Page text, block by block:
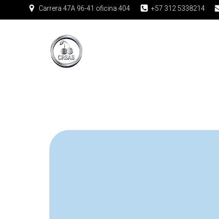
Carrera 47A 96-41 oficina 404 +57 312 5338214